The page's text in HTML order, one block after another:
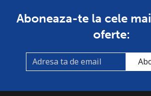
Aboneaza-te la cele
oferte: